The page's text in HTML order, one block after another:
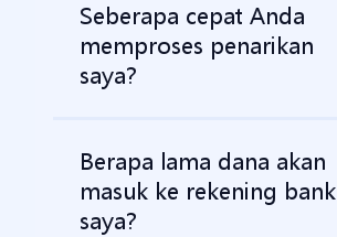
Seberapa cepat Anda
memproses penarikan
saya?
Berapa lama dana akan
masuk ke rekening bank
saya?